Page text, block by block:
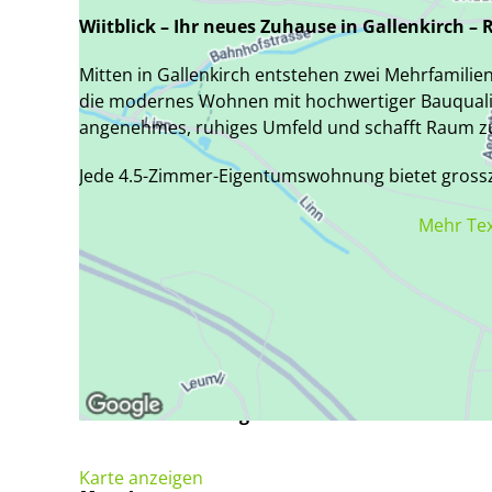
Karte anzeigen
Wiitblick – Ihr neues Zuhause in Gallenkirch –
Mitten in Gallenkirch entstehen zwei
die modernes Wohnen mit hochwertiger
angenehmes, ruhiges Umfeld und schafft Raum
Jede 4.5-Zimmer-Eigentumswohnung bietet
und Essbereiche schaffen eine helle,
Terrassen ermöglichen direkten Zugang ins
Die Wohnungen verfügen über zwei separate
Dusche – jeweils mit Lavabo, WC und
Stauraum.
Hochwertige Materialien und Ausstattungen
Naturstein-Arbeitsflächen in der Küche,
Küchen mit hochwertigen Geräten schaffen
Fussbodenheizung und eine leistungsfähige
Mehr
Verfügbarkeit
Nach Vereinbarung